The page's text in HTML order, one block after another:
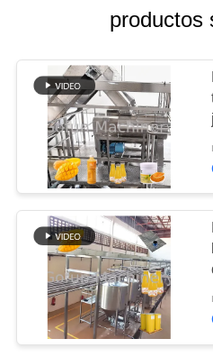
NOTICIAS
CASOS
PIDA
UNA
CITA
MAPA
DEL
SITIO
productos